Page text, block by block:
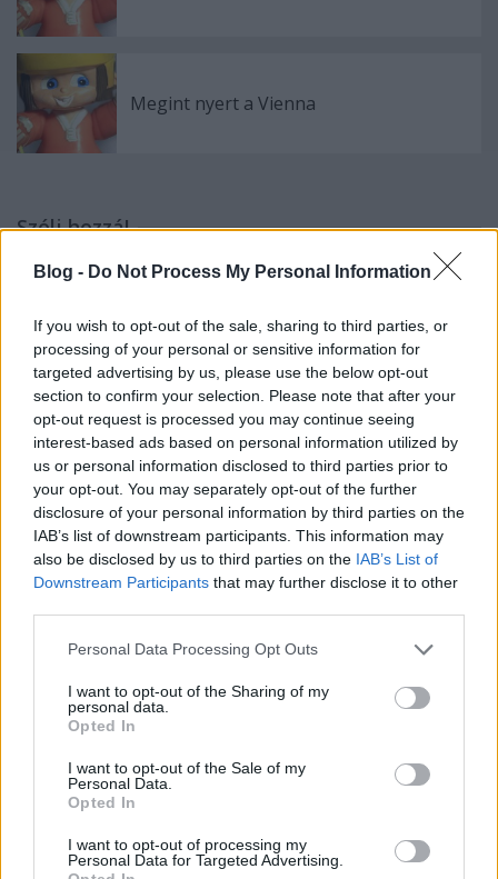
Blog - Do Not Process My Personal Information
If you wish to opt-out of the sale, sharing to third parties, or
processing of your personal or sensitive information for
targeted advertising by us, please use the below opt-out
section to confirm your selection. Please note that after your
opt-out request is processed you may continue seeing
interest-based ads based on personal information utilized by
us or personal information disclosed to third parties prior to
your opt-out. You may separately opt-out of the further
disclosure of your personal information by third parties on the
IAB’s list of downstream participants. This information may
also be disclosed by us to third parties on the IAB’s List of
Downstream Participants that may further disclose it to other
Please note that this website/app uses one or more Google
not limited to your visit or usage behaviour. You may click to
grant or deny consent to Google and its third-party tags to
use your data for below specified purposes in below Google
consent section.
Personal Data Processing Opt Outs
I want to opt-out of the Sharing of my
personal data.
Opted In
I want to opt-out of the Sale of my
Personal Data.
Opted In
I want to opt-out of processing my
Personal Data for Targeted Advertising.
Megint nyert a Vienna
Szólj hozzá!
A hozzászóláshoz be kell lépned!
VAGY
freddyD
Te jó ég. Ebből tragédia is lehetett volna
MeLa
Hiúsági kérdés a nyakvédő, pedig amint látható